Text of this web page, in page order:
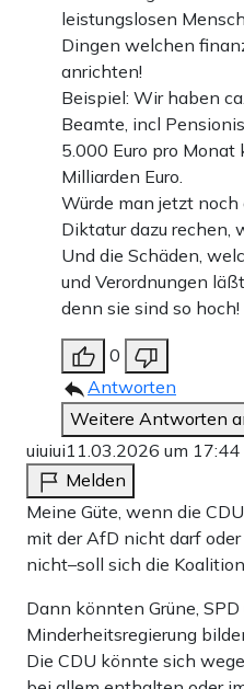
leistungslosen
Dingen welchen
anrichten!
Beispiel: Wir haben
Beamte, incl
5.000 Euro pro
Milliarden Euro.
Würde man jetzt noch
Diktatur dazu rechen,
Und die Schäden,
und Verordnungen
denn sie sind so hoch!
0
Antworten
Weitere Antworten
uiuiui11.03.2026 um
Melden
Meine Güte, wenn die
mit der AfD nicht darf
nicht–soll sich die
Dann könnten Grüne,
Minderheitsregierung
Die CDU könnte sich